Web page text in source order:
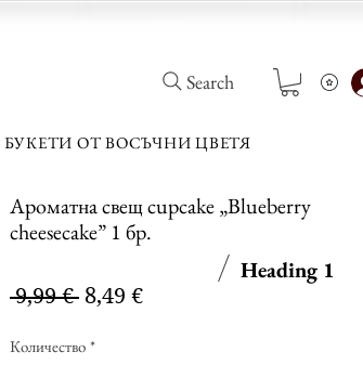
Search
БУКЕТИ ОТ ВОСЪЧНИ ЦВЕТЯ
Ароматна свещ cupcake „Blueberry
cheesecake” 1 бр.
9,99 € Редовна
8,49 €Продажна
Количество *
Heading 1